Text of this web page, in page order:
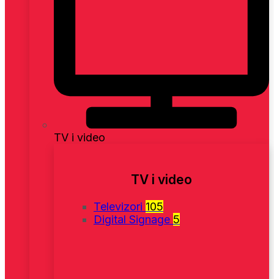
TV i video
TV i video
Televizori 105
Digital Signage 5